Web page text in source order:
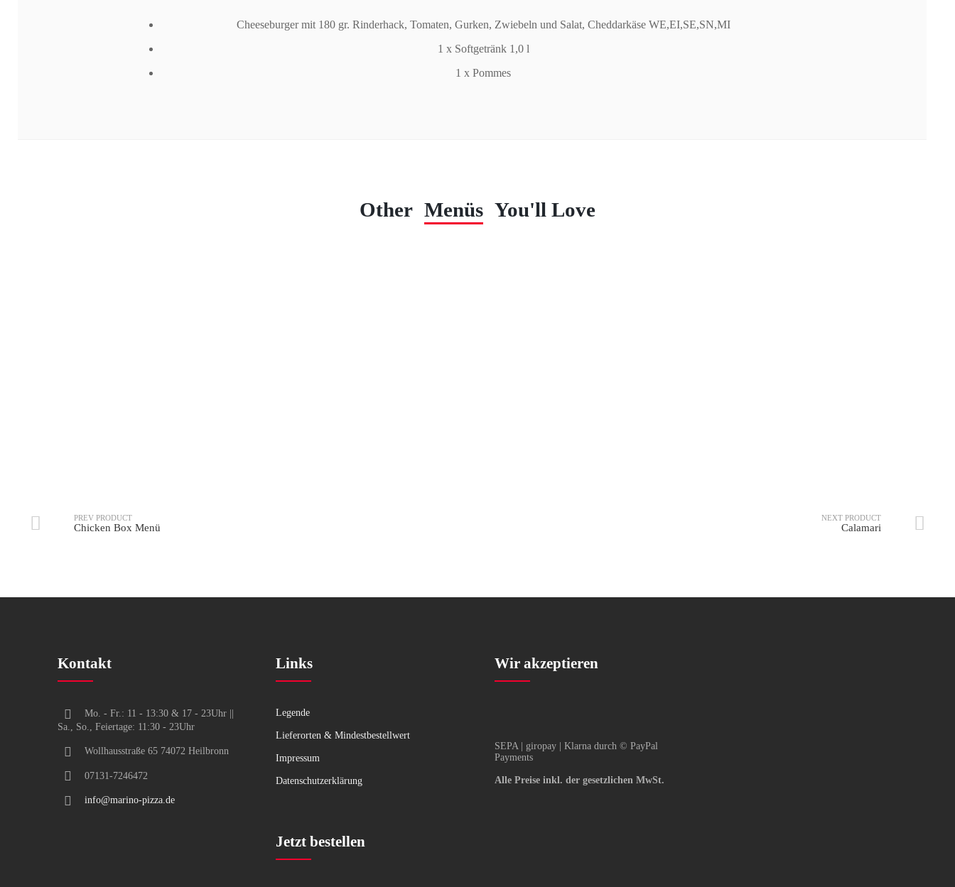
Cheeseburger mit 180 gr. Rinderhack, Tomaten, Gurken, Zwiebeln und Salat, Cheddarkäse WE,EI,SE,SN,MI
1 x Softgetränk 1,0 l
1 x Pommes
Other Menüs You'll Love
PREV PRODUCT
Chicken Box Menü
NEXT PRODUCT
Calamari
Kontakt
Mo. - Fr.: 11 - 13:30 & 17 - 23Uhr ||
Sa., So., Feiertage: 11:30 - 23Uhr
Wollhausstraße 65 74072 Heilbronn
07131-7246472
info@marino-pizza.de
Links
Legende
Lieferorten & Mindestbestellwert
Impressum
Datenschutzerklärung
Wir akzeptieren
SEPA | giropay | Klarna durch © PayPal
Payments
Alle Preise inkl. der gesetzlichen MwSt.
Jetzt bestellen